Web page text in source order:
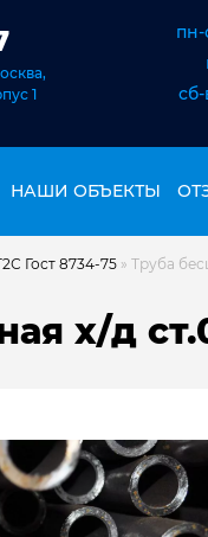
1
пн-
НАШИ ОБЪЕКТЫ
Гост 8734-75 » Труба
х/д